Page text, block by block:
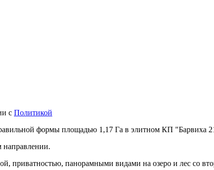
с Политикой
формы площадью 1,17 Га в элитном КП "Барвиха
направлении.
приватностью, панорамными видами на озеро и лес со